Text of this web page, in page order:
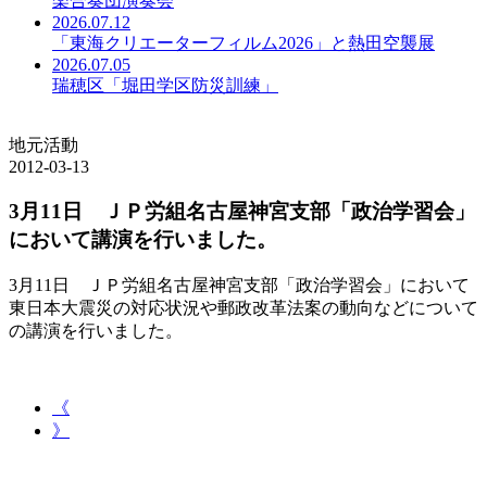
2026.07.12
「東海クリエーターフィルム2026」と熱田空襲展
2026.07.05
瑞穂区「堀田学区防災訓練」
地元活動
2012-03-13
3月11日 ＪＰ労組名古屋神宮支部「政治学習会」
において講演を行いました。
3月11日 ＪＰ労組名古屋神宮支部「政治学習会」において
東日本大震災の対応状況や郵政改革法案の動向などについて
の講演を行いました。
《
》